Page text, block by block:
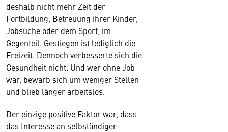
deshalb nicht mehr Zeit der
Fortbildung, Betreuung ihrer Kinder,
Jobsuche oder dem Sport, im
Gegenteil. Gestiegen ist lediglich die
Freizeit. Dennoch verbesserte sich die
Gesundheit nicht. Und wer ohne Job
war, bewarb sich um weniger Stellen
und blieb länger arbeitslos.
Der einzige positive Faktor war, dass
das Interesse an selbständiger